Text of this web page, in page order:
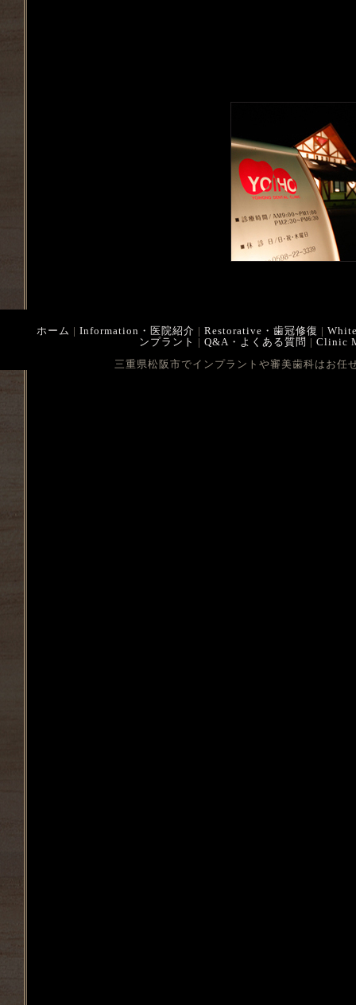
ホーム | Information・医院紹介 | Restorative・歯冠修復 |
ンプラント | Q&A・よくある質問 | Clinic
三重県松阪市でインプラントや審美歯科はお